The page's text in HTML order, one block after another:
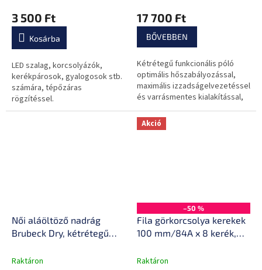
3 500 Ft
Kosárba
LED szalag, korcsolyázók,
kerékpárosok, gyalogosok stb.
számára, tépőzáras
rögzítéssel.
17 700 Ft
BŐVEBBEN
Kétrétegű funkcionális póló
optimális hőszabályozással,
maximális izzadságelvezetéssel
és varrásmentes kialakítással,
ideális a maximális
igénybevételhez!
Női aláöltöző nadrág
Brubeck Dry, kétrétegű
hőszabályozás, optimális
Raktáron
Akció
–50 %
Fila görkorcsolya kerekek
100 mm/84A x 8 kerék,
Raktáron